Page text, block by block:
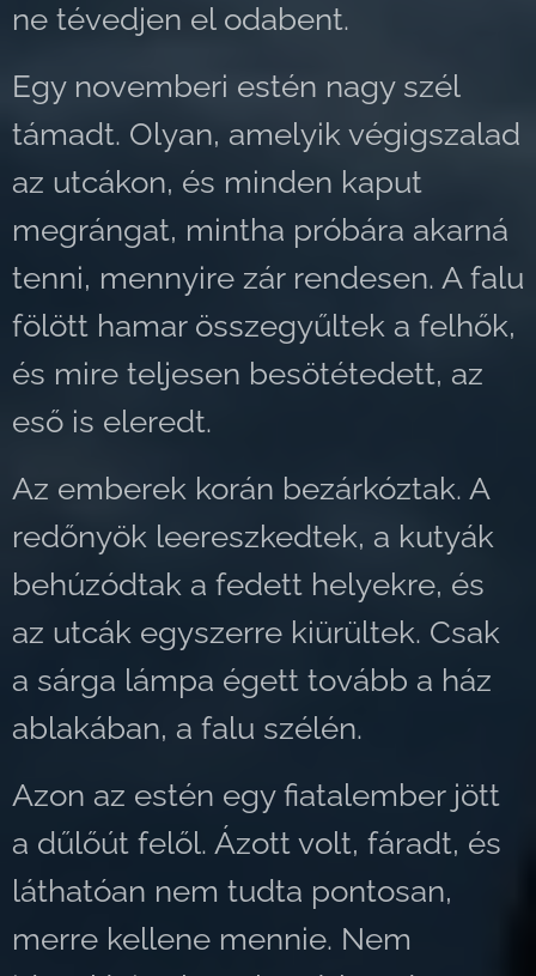
ne tévedjen el odabent.
Egy novemberi estén nagy szél
támadt. Olyan, amelyik végigszalad
az utcákon, és minden kaput
megrángat, mintha próbára akarná
tenni, mennyire zár rendesen. A falu
fölött hamar összegyűltek a felhők,
és mire teljesen besötétedett, az
eső is eleredt.
Az emberek korán bezárkóztak. A
redőnyök leereszkedtek, a kutyák
behúzódtak a fedett helyekre, és
az utcák egyszerre kiürültek. Csak
a sárga lámpa égett tovább a ház
ablakában, a falu szélén.
Azon az estén egy fiatalember jött
a dűlőút felől. Ázott volt, fáradt, és
láthatóan nem tudta pontosan,
merre kellene mennie. Nem